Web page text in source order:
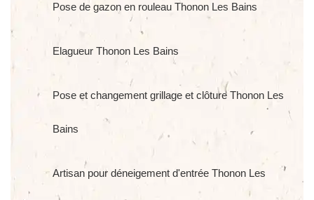
Pose de gazon en rouleau Thonon Les Bains
Elagueur Thonon Les Bains
Pose et changement grillage et clôture Thonon Les
Bains
Artisan pour déneigement d'entrée Thonon Les